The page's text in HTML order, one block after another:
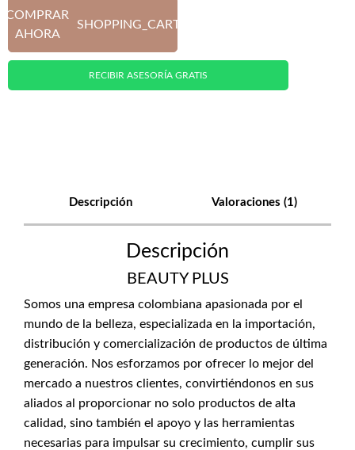
COMPRAR
AHORA
SHOPPING_CART
RECIBIR ASESORÍA GRATIS
Descripción Valoraciones (1)
Descripción
BEAUTY PLUS
Somos una empresa colombiana apasionada por el
mundo de la belleza, especializada en la importación,
distribución y comercialización de productos de última
generación. Nos esforzamos por ofrecer lo mejor del
mercado a nuestros clientes, convirtiéndonos en sus
aliados al proporcionar no solo productos de alta
calidad, sino también el apoyo y las herramientas
necesarias para impulsar su crecimiento, cumplir sus